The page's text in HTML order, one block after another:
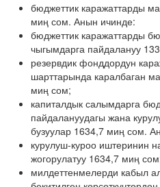
бюджеттик каражаттарды
миң сом. Анын ичинде:
бюджеттик каражаттарды
чыгымдарга пайдалануу
резервдик фонддордун
шарттарында каралбаган
миң сом;
капиталдык салымдарга
пайдалануудагы жана
бузуулар 1634,7 миң сом.
курулуш-куроо иштеринин
жогорулатуу 1634,7 миң
милдеттенмелерди кабыл